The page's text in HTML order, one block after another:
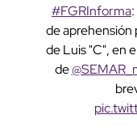
#FGRInforma
de
de Luis "C", en
de